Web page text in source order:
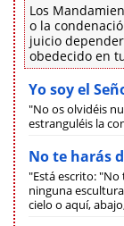
Los
o la
juicio
obedecido en
Yo soy el
"No os olvidéis
estranguléis la
No te harás
"Está escrito: "No
ninguna
cielo o aquí,